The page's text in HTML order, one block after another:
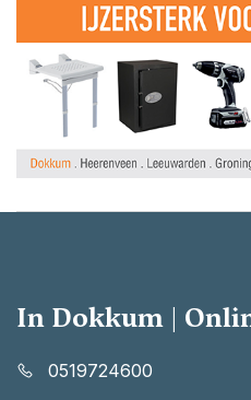
In Dokkum |
0519724600